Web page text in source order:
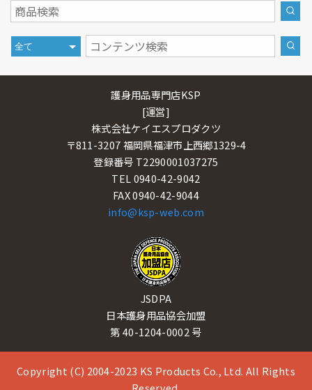
護身用品専門店KSP
[運営]
株式会社ケイエスプロダクツ
〒811-3207 福岡県福津市上西郷1329-4
登録番号 T2290001037275
TEL 0940-42-9042
FAX 0940-42-9044
info@ksp-web.com
JSDPA
日本護身用品協会加盟
第 40-1204-0002 号
Copyright (C) 2004-2023 KS Products Co., Ltd. All Rights